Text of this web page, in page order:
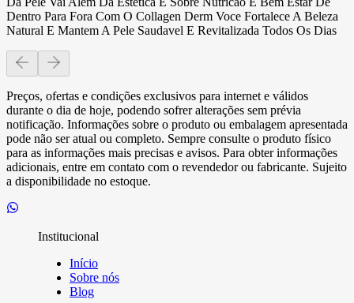
Dentro Para Fora Com O Collagen Derm Voce Fortalece A Beleza
Natural E Mantem A Pele Saudavel E Revitalizada Todos Os Dias
Preços, ofertas e condições exclusivos para internet e válidos
durante o dia de hoje, podendo sofrer alterações sem prévia
notificação. Informações sobre o produto ou embalagem apresentada
pode não ser atual ou completo. Sempre consulte o produto físico
para as informações mais precisas e avisos. Para obter informações
adicionais, entre em contato com o revendedor ou fabricante. Sujeito
a disponibilidade no estoque.
Institucional
Início
Sobre nós
Blog